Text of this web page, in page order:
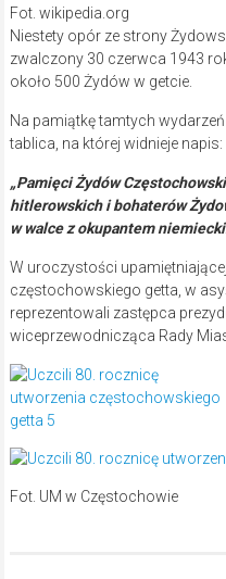
Fot. wikipedia.org
Niestety opór ze strony
zwalczony 30 czerwca 1943
około 500 Żydów w getcie.
Na pamiątkę tamtych
tablica, na której widnieje napis:
„Pamięci Żydów
hitlerowskich i bohaterów
w walce z okupantem
W uroczystości
częstochowskiego getta, w
reprezentowali zastępca
wiceprzewodnicząca Rady
Fot. UM w Częstochowie